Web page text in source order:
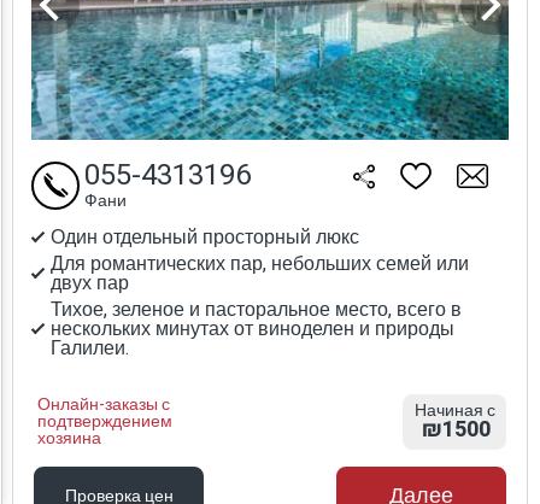
Один отдельный просторный люкс
Для романтических пар, небольших семей или
двух пар
Тихое, зеленое и пасторальное место, всего в
нескольких минутах от виноделен и природы
Галилеи.
Онлайн-заказы с
подтверждением
хозяина
055-4313196
Фани
Начиная с
₪1500
Проверка цен Далее